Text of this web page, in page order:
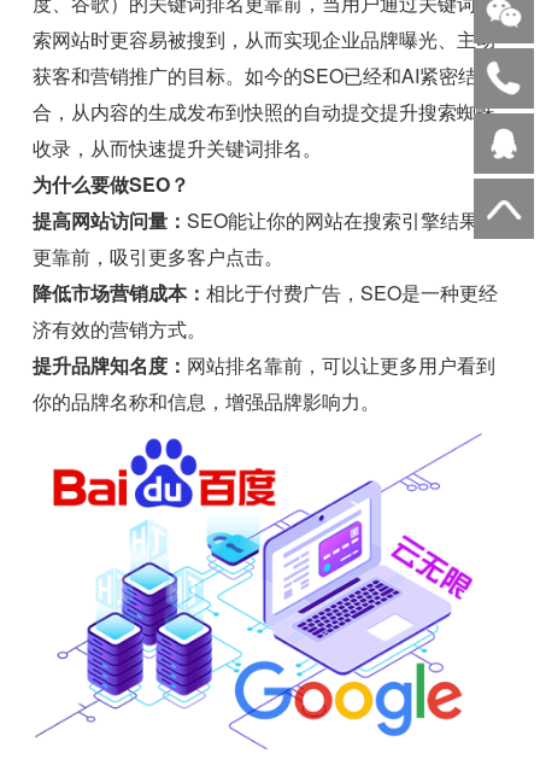
索网站时更容易被搜到，从而实现企业品牌曝光、主动
获客和营销推广的目标。如今的SEO已经和AI紧密结
合，从内容的生成发布到快照的自动提交提升搜索蜘蛛
收录，从而快速提升关键词排名。
为什么要做SEO？
提高网站访问量：SEO能让你的网站在搜索引擎结果中
更靠前，吸引更多客户点击。
降低市场营销成本：相比于付费广告，SEO是一种更经
济有效的营销方式。
提升品牌知名度： 网站排名靠前，可以让更多用户看到
你的品牌名称和信息，增强品牌影响力。